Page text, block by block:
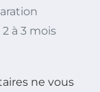
à 3 mois
ne vous